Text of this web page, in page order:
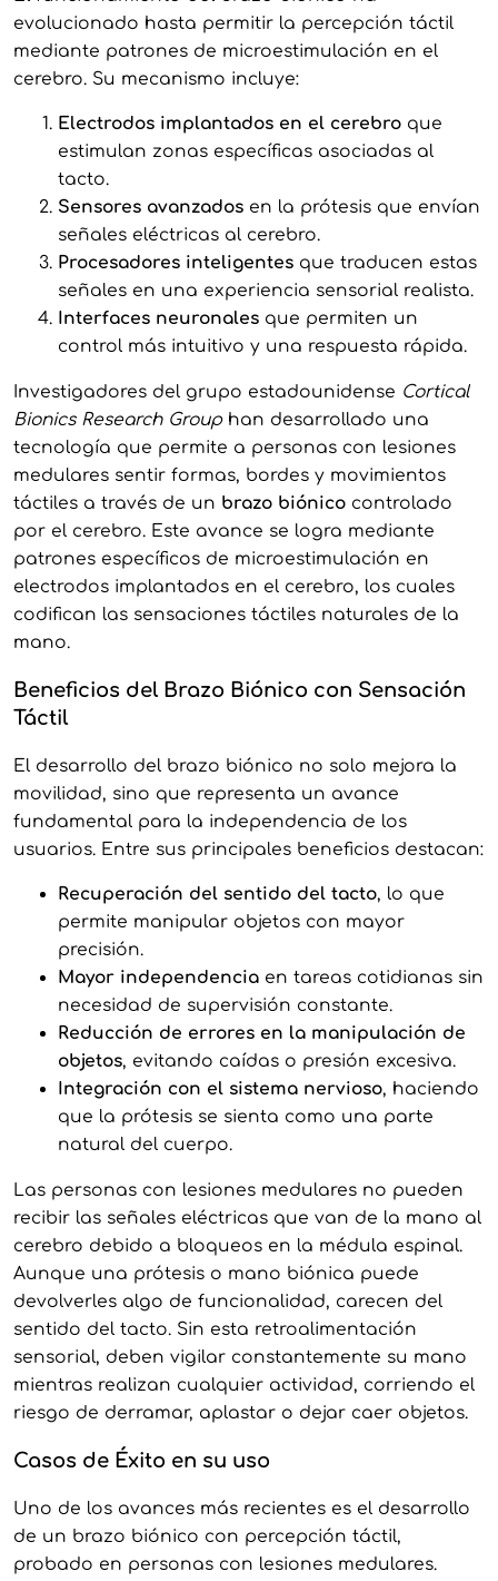
evolucionado hasta permitir la percepción táctil
mediante patrones de microestimulación en el
cerebro. Su mecanismo incluye:
Electrodos implantados en el cerebroque
estimulan zonas específicas asociadas al
tacto.
Sensores avanzadosen la prótesis que envían
señales eléctricas al cerebro.
Procesadores inteligentesque traducen estas
señales en una experiencia sensorial realista.
Interfaces neuronalesque permiten un
control más intuitivo y una respuesta rápida.
Investigadores del grupo estadounidense Cortical
Bionics Research Grouphan desarrollado una
tecnología que permite a personas con lesiones
medulares sentir formas, bordes y movimientos
táctiles a través de un brazo biónicocontrolado
por el cerebro. Este avance se logra mediante
patrones específicos de microestimulación en
electrodos implantados en el cerebro, los cuales
codifican las sensaciones táctiles naturales de la
mano.
Beneficios del Brazo Biónico con Sensación
Táctil
El desarrollo del brazo biónico no solo mejora la
movilidad, sino que representa un avance
fundamental para la independencia de los
usuarios. Entre sus principales beneficios destacan:
Recuperación del sentido del tacto, lo que
permite manipular objetos con mayor
precisión.
Mayor independenciaen tareas cotidianas sin
necesidad de supervisión constante.
Reducción de errores en la manipulación de
objetos, evitando caídas o presión excesiva.
Integración con el sistema nervioso, haciendo
que la prótesis se sienta como una parte
natural del cuerpo.
Las personas con lesiones medulares no pueden
recibir las señales eléctricas que van de la mano al
cerebro debido a bloqueos en la médula espinal.
Aunque una prótesis o mano biónica puede
devolverles algo de funcionalidad, carecen del
sentido del tacto. Sin esta retroalimentación
sensorial, deben vigilar constantemente su mano
mientras realizan cualquier actividad, corriendo el
riesgo de derramar, aplastar o dejar caer objetos.
Casos de Éxito en su uso
Uno de los avances más recientes es el desarrollo
de un brazo biónico con percepción táctil,
probado en personas con lesiones medulares.